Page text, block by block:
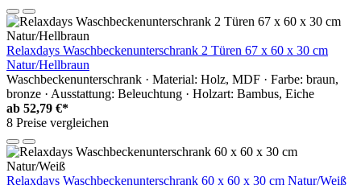
Relaxdays Waschbeckenunterschrank 2 Türen 67 x 60 x 30 cm
Natur/Hellbraun
Waschbeckenunterschrank · Material: Holz, MDF · Farbe: braun,
bronze · Ausstattung: Beleuchtung · Holzart: Bambus, Eiche
ab 52,79 €*
8 Preise vergleichen
Relaxdays Waschbeckenunterschrank 60 x 60 x 30 cm Natur/Weiß